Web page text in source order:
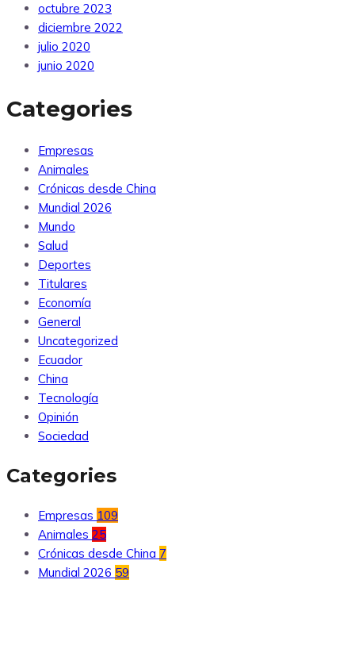
octubre 2023
diciembre 2022
julio 2020
junio 2020
Categories
Empresas
Animales
Crónicas desde China
Mundial 2026
Mundo
Salud
Deportes
Titulares
Economía
General
Uncategorized
Ecuador
China
Tecnología
Opinión
Sociedad
Categories
Empresas 109
Animales 25
Crónicas desde China 7
Mundial 2026 59